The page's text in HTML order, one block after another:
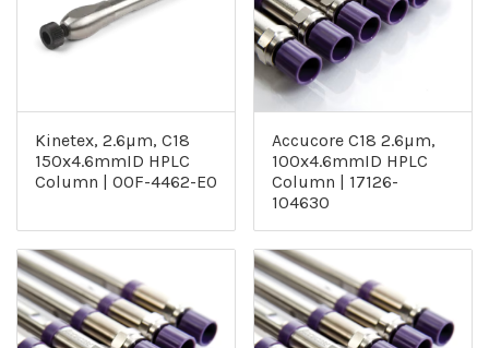
Kinetex, 2.6µm, C18
150x4.6mmID HPLC
Column | 00F-4462-E0
Accucore C18 2.6µm,
100x4.6mmID HPLC
Column | 17126-
104630